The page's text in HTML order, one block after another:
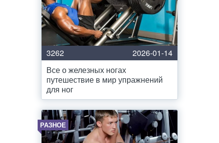
3262
2026-01-14
Все о железных ногах
путешествие в мир упражнений
для ног
РАЗНОЕ